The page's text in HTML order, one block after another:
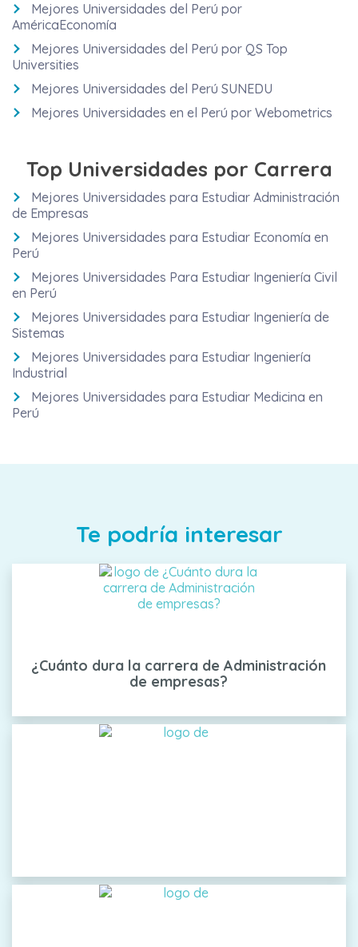
Mejores Universidades del Perú por
AméricaEconomía
Mejores Universidades del Perú por QS Top
Universities
Mejores Universidades del Perú SUNEDU
Mejores Universidades en el Perú por Webometrics
Top Universidades por Carrera
Mejores Universidades para Estudiar Administración
de Empresas
Mejores Universidades para Estudiar Economía en
Perú
Mejores Universidades Para Estudiar Ingeniería Civil
en Perú
Mejores Universidades para Estudiar Ingeniería de
Sistemas
Mejores Universidades para Estudiar Ingeniería
Industrial
Mejores Universidades para Estudiar Medicina en
Perú
Te podría interesar
¿Cuánto dura la carrera de Administración
de empresas?